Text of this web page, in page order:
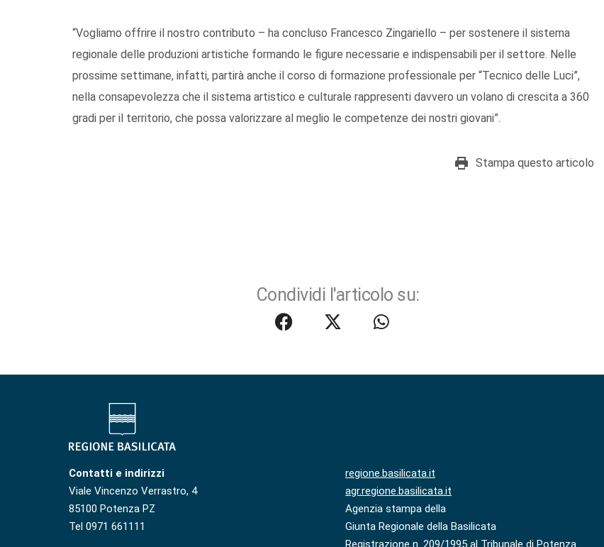
“Vogliamo offrire il nostro contributo – ha concluso Francesco Zingariello – per sostenere il sistema
regionale delle produzioni artistiche formando le figure necessarie e indispensabili per il settore. Nelle
prossime settimane, infatti, partirà anche il corso di formazione professionale per “Tecnico delle Luci”,
nella consapevolezza che il sistema artistico e culturale rappresenti davvero un volano di crescita a 360
gradi per il territorio, che possa valorizzare al meglio le competenze dei nostri giovani”.
Stampa questo articolo
Condividi l'articolo su:
Contatti e indirizzi
Viale Vincenzo Verrastro, 4
85100 Potenza PZ
Tel 0971 661111
regione.basilicata.it
agr.regione.basilicata.it
Agenzia stampa della
Giunta Regionale della Basilicata
Registrazione n. 209/1995 al Tribunale di Potenza